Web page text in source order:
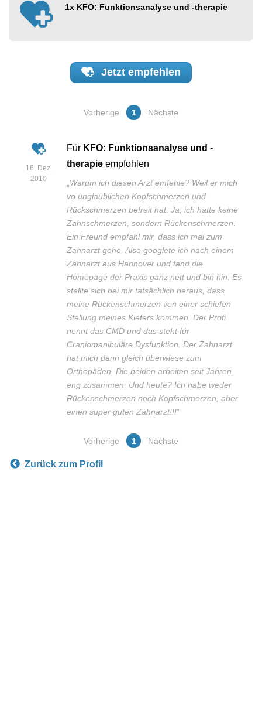
1x KFO: Funktionsanalyse und -therapie
Jetzt empfehlen
Vorherige 1 Nächste
16. Dez.
2010
Für KFO: Funktionsanalyse und -
therapie empfohlen
Warum ich diesen Arzt emfehle? Weil er mich
vo unglaublichen Kopfschmerzen und
Rückschmerzen befreit hat. Ja, ich hatte keine
Zahnschmerzen, sondern Rückenschmerzen.
Ein Freund empfahl mir, dass ich mal zum
Zahnarzt gehe. Also googlete ich nach einem
Zahnarzt aus Hannover und fand die
Homepage der Praxis ganz nett und bin hin. Es
stellte sich bei mir tatsächlich heraus, dass
meine Rückenschmerzen von einer schiefen
Stellung meines Kiefers kommen. Der Profi
nennt das CMD und das steht für
Craniomanibuläre Dysfunktion. Der Zahnarzt
hat mich dann gleich überwiese zum
Orthopäden. Die beiden arbeiten seit Jahren
eng zusammen. Und heute? Ich habe weder
Rückenschmerzen noch Kopfschmerzen, aber
einen super guten Zahnarzt!!!”
Vorherige 1 Nächste
Zurück zum Profil